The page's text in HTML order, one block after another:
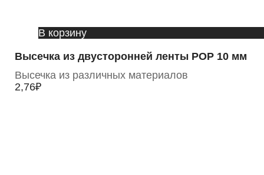
В корзину
Высечка из двусторонней ленты POP 10 мм
Высечка из различных материалов
2,76₽